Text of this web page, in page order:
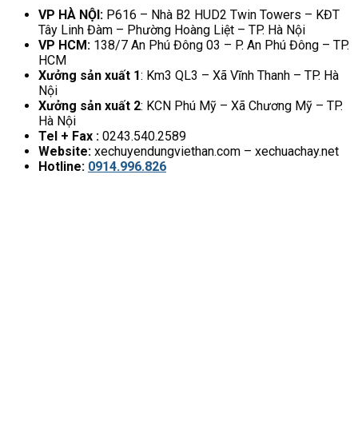
VP HÀ NỘI: P616 – Nhà B2 HUD2 Twin Towers – KĐT
Tây Linh Đàm – Phường Hoàng Liệt – TP. Hà Nội
VP HCM: 138/7 An Phú Đông 03 – P. An Phú Đông – TP.
HCM
Xưởng sản xuất 1: Km3 QL3 – Xã Vĩnh Thanh – TP. Hà
Nội
Xưởng sản xuất 2: KCN Phú Mỹ – Xã Chương Mỹ – TP.
Hà Nội
Tel + Fax : 0243.540.2589
Website: xechuyendungviethan.com – xechuachay.net
Hotline: 0914.996.826